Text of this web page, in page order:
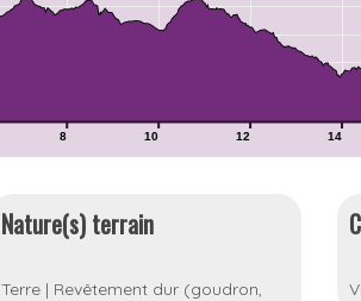
8 10 12 14
Nature(s) terrain
Terre| Revêtement dur (goudron,